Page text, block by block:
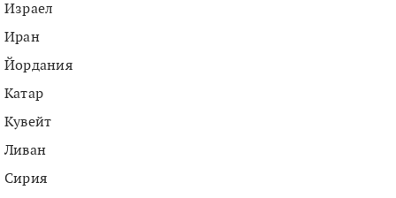
Израел
Иран
Йордания
Катар
Кувейт
Ливан
Сирия